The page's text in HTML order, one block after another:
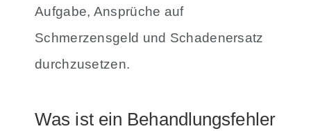
Aufgabe, Ansprüche auf
Schmerzensgeld und Schadenersatz
durchzusetzen.
Was ist ein Behandlungsfehler